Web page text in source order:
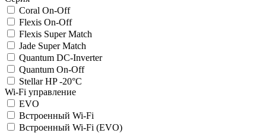
Coral On-Off
Flexis On-Off
Flexis Super Match
Jade Super Match
Quantum DC-Inverter
Quantum On-Off
Stellar HP -20°C
Wi-Fi управление
EVO
Встроенный Wi-Fi
Встроенный Wi-Fi (EVO)